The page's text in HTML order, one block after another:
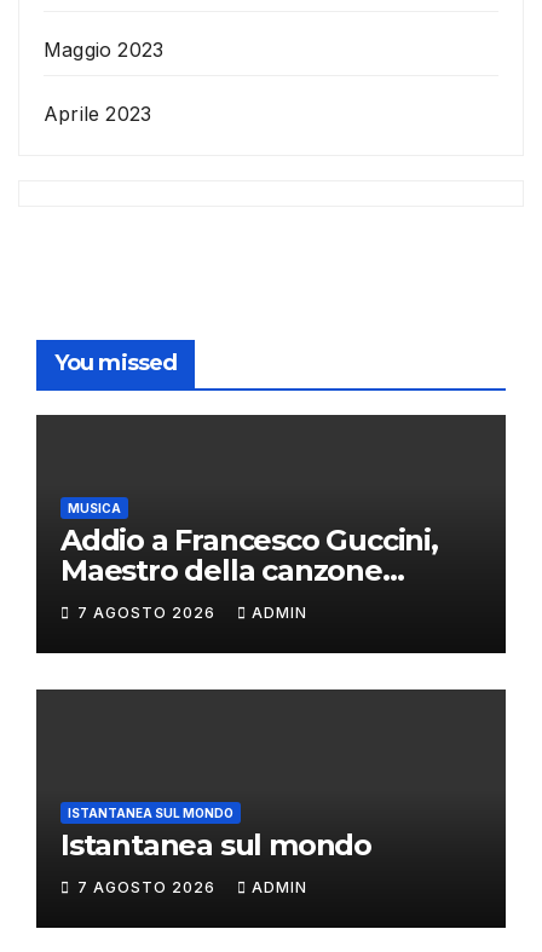
Maggio 2023
Aprile 2023
You missed
MUSICA
Addio a Francesco Guccini,
Maestro della canzone
d’autore
7 AGOSTO 2026 ADMIN
ISTANTANEA SUL MONDO
Istantanea sul mondo
7 AGOSTO 2026 ADMIN